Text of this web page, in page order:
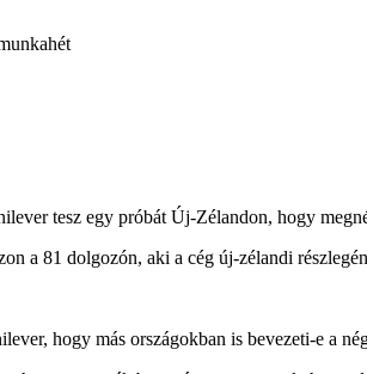
tesz egy próbát Új-Zélandon, hogy
a 81 dolgozón, aki a cég új-zélandi
hogy más országokban is bevezeti-e a